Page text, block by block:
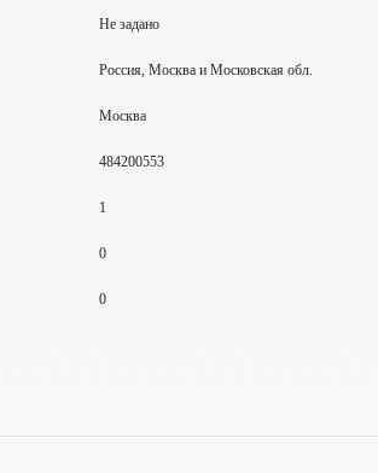
Не задано
Россия, Москва и Московская обл.
Москва
484200553
1
0
0